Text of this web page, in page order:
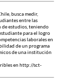
busca medir,
entre las
de estudios, teniendo
para el logro
laborales en
de un programa
de una institución
en http://sct-